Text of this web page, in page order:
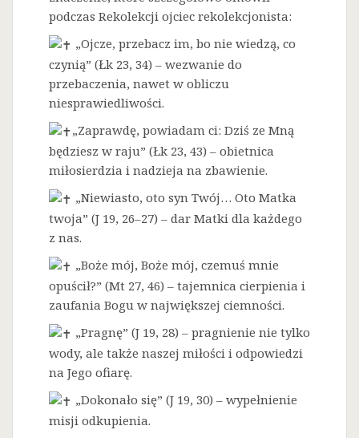
podczas Rekolekcji ojciec rekolekcjonista:
„Ojcze, przebacz im, bo nie wiedzą, co
czynią” (Łk 23, 34) – wezwanie do
przebaczenia, nawet w obliczu
niesprawiedliwości.
„Zaprawdę, powiadam ci: Dziś ze Mną
będziesz w raju” (Łk 23, 43) – obietnica
miłosierdzia i nadzieja na zbawienie.
„Niewiasto, oto syn Twój… Oto Matka
twoja” (J 19, 26–27) – dar Matki dla każdego
z nas.
„Boże mój, Boże mój, czemuś mnie
opuścił?” (Mt 27, 46) – tajemnica cierpienia i
zaufania Bogu w największej ciemności.
„Pragnę” (J 19, 28) – pragnienie nie tylko
wody, ale także naszej miłości i odpowiedzi
na Jego ofiarę.
„Dokonało się” (J 19, 30) – wypełnienie
misji odkupienia.